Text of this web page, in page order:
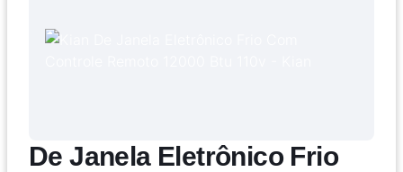
De Janela Eletrônico Frio